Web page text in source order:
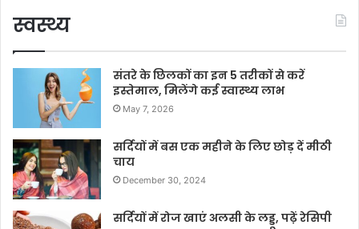
स्वस्थ्य
संतरे के छिलकों का इन 5 तरीकों से करें
इस्तेमाल, मिलेंगे कई स्वास्थ्य लाभ
May 7, 2026
सर्दियों में बस एक महीने के लिए छोड़ दें मीठी
चाय
December 30, 2024
सर्दियों में रोज खाएं अलसी के लड्डू, पढ़ें रेसिपी